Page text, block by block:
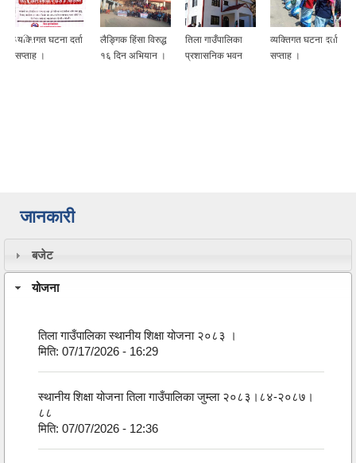
व्यक्तिगत घटना दर्ता
सप्ताह ।
लैङ्गिक हिंसा विरुद्ध
१६ दिन अभियान ।
तिला गाउँपालिका
प्रशासनिक भवन
व्यक्तिगत घटना दर्ता
सप्ताह ।
जानकारी
बजेट
योजना
तिला गाउँपालिका स्थानीय शिक्षा योजना २०८३ ।
मिति: 07/17/2026 - 16:29
स्थानीय शिक्षा योजना तिला गाउँपालिका जुम्ला २०८३।८४-२०८७।
८८
मिति: 07/07/2026 - 12:36